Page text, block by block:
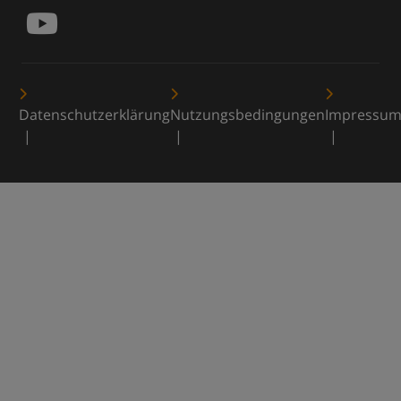
DatenschutzerklärungNutzungsbedingungenImpressum